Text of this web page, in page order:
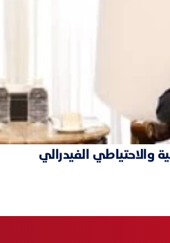
والاحتياطي الفيدرالي